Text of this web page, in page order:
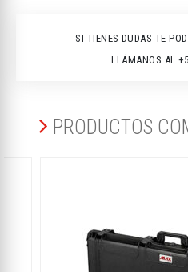
SI TIENES DUDAS TE
LLÁMANOS AL
PRODUCTOS